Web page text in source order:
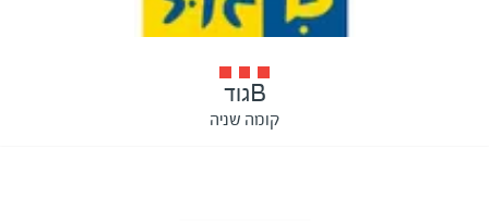
Bגוד
קומה שניה